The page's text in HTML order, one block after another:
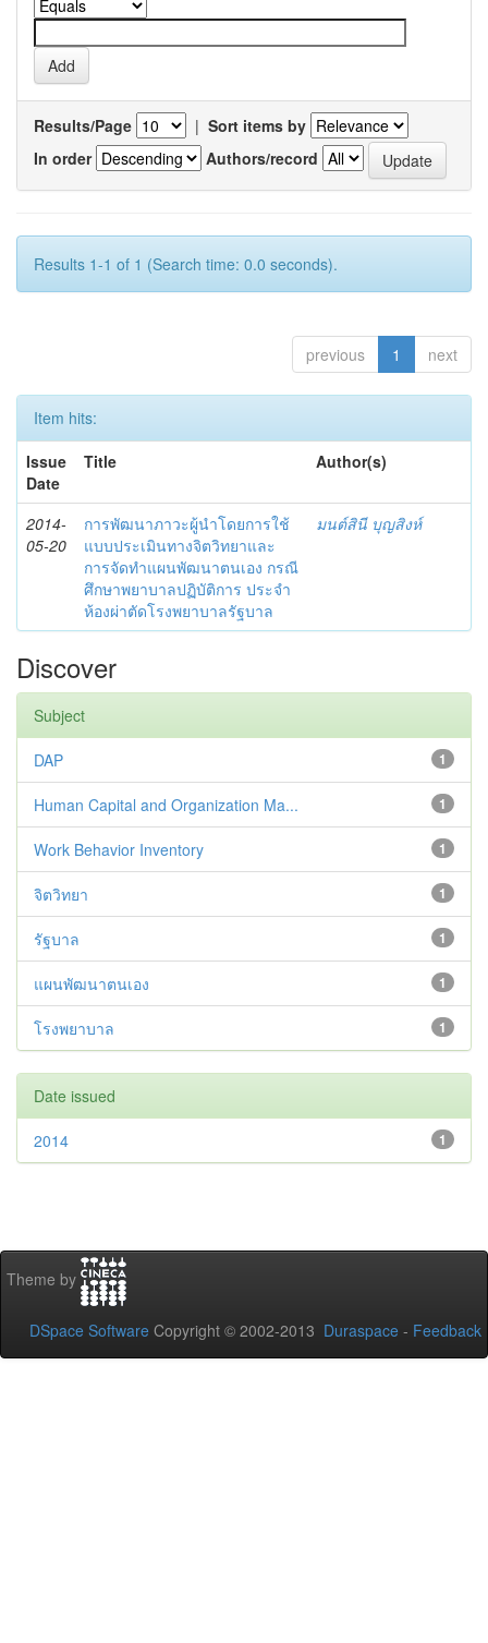
Results/Page | Sort items by
In order
Authors/record
Results 1-1 of 1 (Search time: 0.0 seconds).
previous 1 next
Item hits:
Issue
Date
Title Author(s)
2014-
05-20
การพัฒนาภาวะผู้นำโดยการใช้
แบบประเมินทางจิตวิทยาและ
การจัดทำแผนพัฒนาตนเอง กรณี
ศึกษาพยาบาลปฏิบัติการ ประจำ
ห้องผ่าตัดโรงพยาบาลรัฐบาล
มนต์สินี บุญสิงห์
Discover
Subject
1
DAP
1
Human Capital and Organization Ma...
1
Work Behavior Inventory
1
จิตวิทยา
1
รัฐบาล
1
แผนพัฒนาตนเอง
1
โรงพยาบาล
Date issued
1
2014
Theme by
DSpace Software Copyright © 2002-2013 Duraspace - Feedback